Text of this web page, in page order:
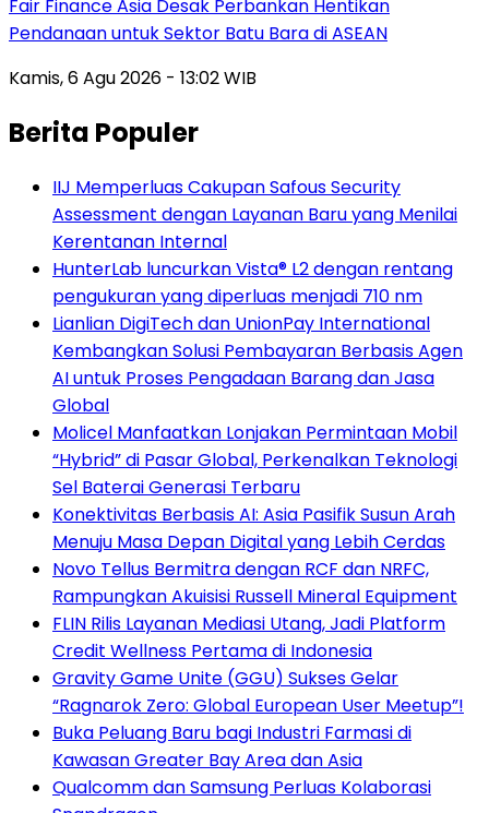
Fair Finance Asia Desak Perbankan Hentikan
Pendanaan untuk Sektor Batu Bara di ASEAN
Kamis, 6 Agu 2026 - 13:02 WIB
Berita Populer
IIJ Memperluas Cakupan Safous Security
Assessment dengan Layanan Baru yang Menilai
Kerentanan Internal
HunterLab luncurkan Vista® L2 dengan rentang
pengukuran yang diperluas menjadi 710 nm
Lianlian DigiTech dan UnionPay International
Kembangkan Solusi Pembayaran Berbasis Agen
AI untuk Proses Pengadaan Barang dan Jasa
Global
Molicel Manfaatkan Lonjakan Permintaan Mobil
“Hybrid” di Pasar Global, Perkenalkan Teknologi
Sel Baterai Generasi Terbaru
Konektivitas Berbasis AI: Asia Pasifik Susun Arah
Menuju Masa Depan Digital yang Lebih Cerdas
Novo Tellus Bermitra dengan RCF dan NRFC,
Rampungkan Akuisisi Russell Mineral Equipment
FLIN Rilis Layanan Mediasi Utang, Jadi Platform
Credit Wellness Pertama di Indonesia
Gravity Game Unite (GGU) Sukses Gelar
“Ragnarok Zero: Global European User Meetup”!
Buka Peluang Baru bagi Industri Farmasi di
Kawasan Greater Bay Area dan Asia
Qualcomm dan Samsung Perluas Kolaborasi